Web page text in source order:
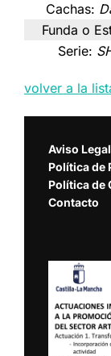
Cachas:
Funda o
Serie:
volver a la
Aviso Legal
Política de
Política de
Contacto